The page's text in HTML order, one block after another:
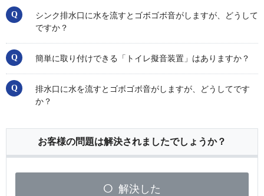
シンク排水口に水を流すとゴボゴボ音がしますが、どうして
ですか？
簡単に取り付けできる「トイレ擬音装置」はありますか？
排水口に水を流すとゴボゴボ音がしますが、どうしてです
か？
お客様の問題は解決されましたでしょうか？
解決した